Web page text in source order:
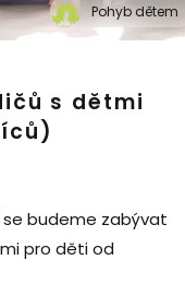
Pohyb dětem
s dětmi
budeme zabývat
pro děti od